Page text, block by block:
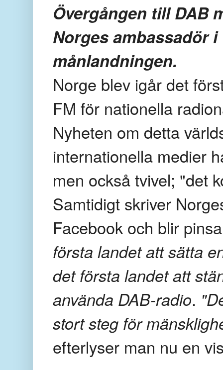
Övergången till DAB
Norges ambassadör
månlandningen.
Norge blev igår det
FM för nationella
Nyheten om detta
internationella medier
men också tvivel; "det
Samtidigt skriver
Facebook och blir
första landet att sätta
det första landet att
använda DAB-radio.
stort steg för
efterlyser man nu en